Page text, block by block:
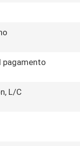
pagamento
L/C